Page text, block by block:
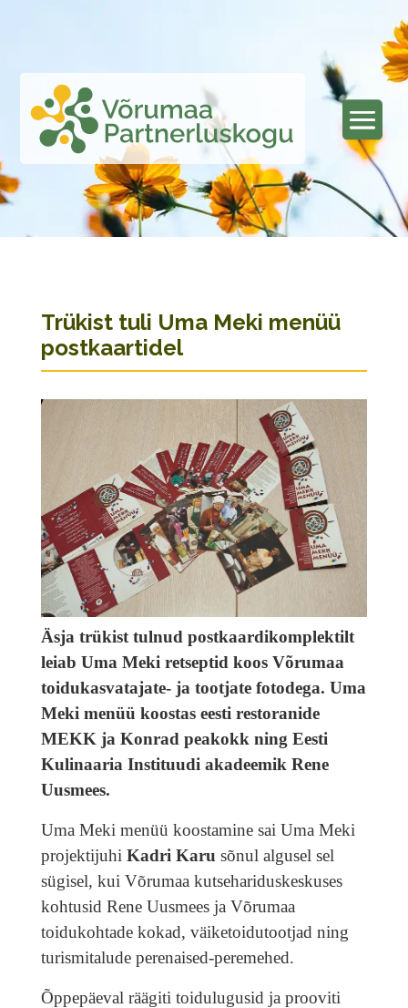
Trükist tuli Uma Meki menüü
postkaartidel
Äsja trükist tulnud postkaardikomplektilt
leiab Uma Meki retseptid koos Võrumaa
toidukasvatajate- ja tootjate fotodega. Uma
Meki menüü koostas eesti restoranide
MEKK ja Konrad peakokk ning Eesti
Kulinaaria Instituudi akadeemik Rene
Uusmees.
Uma Meki menüü koostamine sai Uma Meki
projektijuhi Kadri Karu sõnul algusel sel
sügisel, kui Võrumaa kutsehariduskeskuses
kohtusid Rene Uusmees ja Võrumaa
toidukohtade kokad, väiketoidutootjad ning
turismitalude perenaised-peremehed.
Õppepäeval räägiti toidulugusid ja prooviti